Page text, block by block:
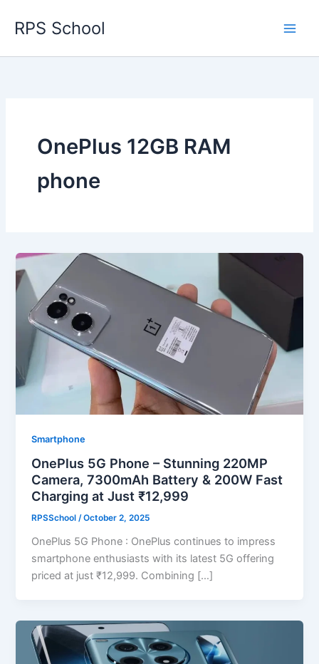
RPS School
OnePlus 12GB RAM
phone
Smartphone
OnePlus 5G Phone – Stunning 220MP
Camera, 7300mAh Battery & 200W Fast
Charging at Just ₹12,999
RPSSchool/October 2, 2025
OnePlus 5G Phone : OnePlus continues to impress
smartphone enthusiasts with its latest 5G offering
priced at just ₹12,999. Combining […]